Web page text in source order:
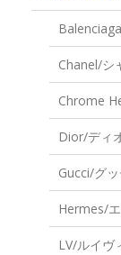
Chanel/シ
Chrome
Dior/ディ
Gucci/グ
Hermes/
LV/ルイヴ